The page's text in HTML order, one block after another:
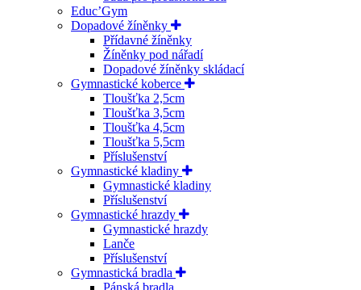
Educ’Gym
Dopadové žíněnky
Přídavné žíněnky
Žíněnky pod nářadí
Dopadové žíněnky skládací
Gymnastické koberce
Tloušťka 2,5cm
Tloušťka 3,5cm
Tloušťka 4,5cm
Tloušťka 5,5cm
Příslušenství
Gymnastické kladiny
Gymnastické kladiny
Příslušenství
Gymnastické hrazdy
Gymnastické hrazdy
Lanče
Příslušenství
Gymnastická bradla
Pánská bradla